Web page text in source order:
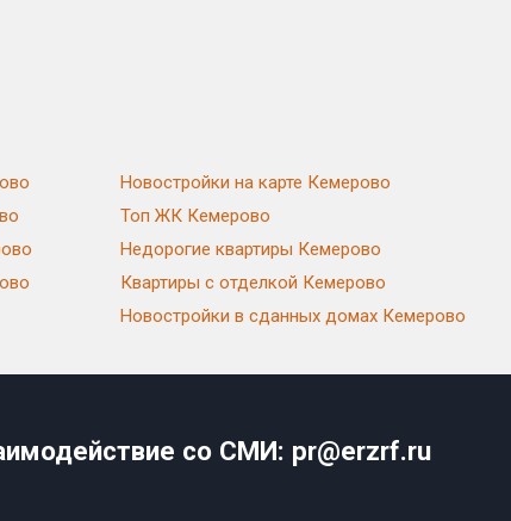
Новостройки на карте Кемерово
Топ ЖК Кемерово
Недорогие квартиры Кемерово
Квартиры с отделкой Кемерово
Новостройки в сданных домах Кемерово
со СМИ: pr@erzrf.ru